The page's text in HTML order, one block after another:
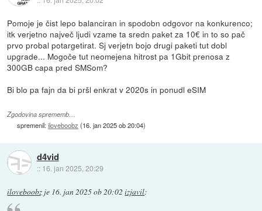
Pomoje je čist lepo balanciran in spodobn odgovor na konkurenco;
itk verjetno največ ljudi vzame ta sredn paket za 10€ in to so pač
prvo probal potargetirat. Sj verjetn bojo drugi paketi tut dobl
upgrade... Mogoče tut neomejena hitrost pa 1Gbit prenosa z
300GB capa pred SMSom?
Bi blo pa fajn da bi pršl enkrat v 2020s in ponudl eSIM
Zgodovina sprememb…
spremenil:iloveboobz (16. jan 2025 ob 20:04)
d4vid
:: 16. jan 2025, 20:29
iloveboobz je 16. jan 2025 ob 20:02 izjavil: